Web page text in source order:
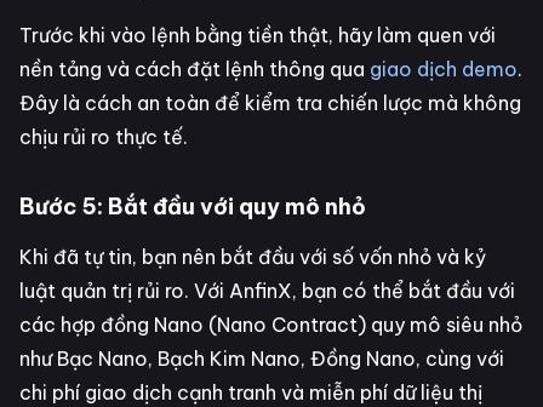
Trước khi vào lệnh bằng tiền thật, hãy làm quen với
nền tảng và cách đặt lệnh thông qua giao dịch demo.
Đây là cách an toàn để kiểm tra chiến lược mà không
chịu rủi ro thực tế.
Bước 5: Bắt đầu với quy mô nhỏ
Khi đã tự tin, bạn nên bắt đầu với số vốn nhỏ và kỷ
luật quản trị rủi ro. Với AnfinX, bạn có thể bắt đầu với
các hợp đồng Nano (Nano Contract) quy mô siêu nhỏ
như Bạc Nano, Bạch Kim Nano, Đồng Nano, cùng với
chi phí giao dịch cạnh tranh và miễn phí dữ liệu thị